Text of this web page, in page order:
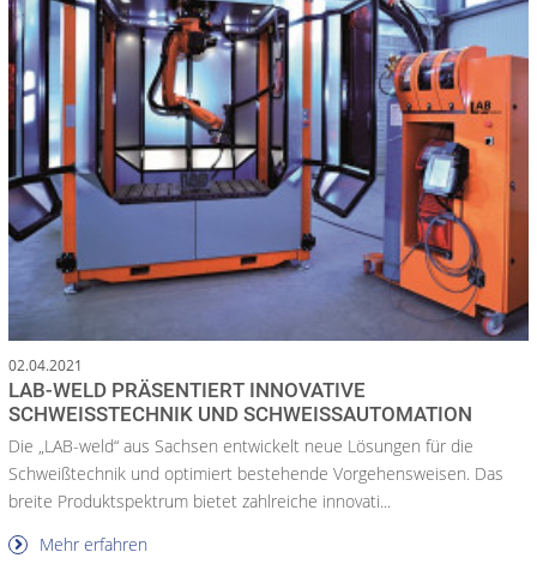
02.04.2021
LAB-WELD PRÄSENTIERT INNOVATIVE
SCHWEISSTECHNIK UND SCHWEISSAUTOMATION
Die „LAB-weld“ aus Sachsen entwickelt neue Lösungen für die
Schweißtechnik und optimiert bestehende Vorgehensweisen. Das
breite Produktspektrum bietet zahlreiche innovati...
Mehr erfahren